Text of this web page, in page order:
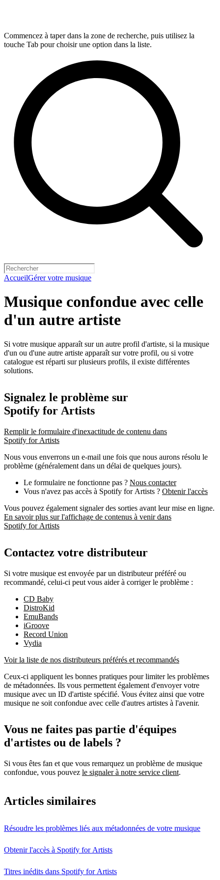
Commencez à taper dans la zone de recherche, puis utilisez la
touche Tab pour choisir une option dans la liste.
AccueilGérer votre musique
Musique confondue avec celle
d'un autre artiste
Si votre musique apparaît sur un autre profil d'artiste, si la musique
d'un ou d'une autre artiste apparaît sur votre profil, ou si votre
catalogue est réparti sur plusieurs profils, il existe différentes
solutions.
Signalez le problème sur
Spotify for Artists
Remplir le formulaire d'inexactitude de contenu dans
Spotify for Artists
Nous vous enverrons un e-mail une fois que nous aurons résolu le
problème (généralement dans un délai de quelques jours).
Le formulaire ne fonctionne pas ? Nous contacter
Vous n'avez pas accès à Spotify for Artists ? Obtenir l'accès
Vous pouvez également signaler des sorties avant leur mise en ligne.
En savoir plus sur l'affichage de contenus à venir dans
Spotify for Artists
Contactez votre distributeur
Si votre musique est envoyée par un distributeur préféré ou
recommandé, celui-ci peut vous aider à corriger le problème :
CD Baby
DistroKid
EmuBands
iGroove
Record Union
Vydia
Voir la liste de nos distributeurs préférés et recommandés
Ceux-ci appliquent les bonnes pratiques pour limiter les problèmes
de métadonnées. Ils vous permettent également d'envoyer votre
musique avec un ID d'artiste spécifié. Vous évitez ainsi que votre
musique ne soit confondue avec celle d'autres artistes à l'avenir.
Vous ne faites pas partie d'équipes
d'artistes ou de labels ?
Si vous êtes fan et que vous remarquez un problème de musique
confondue, vous pouvez le signaler à notre service client.
Articles similaires
Résoudre les problèmes liés aux métadonnées de votre musique
Obtenir l'accès à Spotify for Artists
Titres inédits dans Spotify for Artists